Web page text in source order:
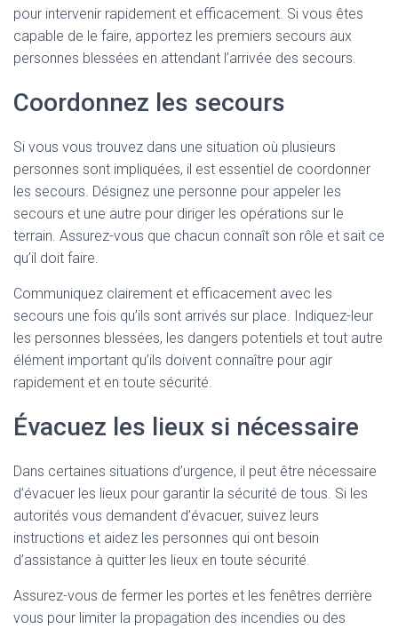
pour intervenir rapidement et efficacement. Si vous êtes
capable de le faire, apportez les premiers secours aux
personnes blessées en attendant l’arrivée des secours.
Coordonnez les secours
Si vous vous trouvez dans une situation où plusieurs
personnes sont impliquées, il est essentiel de coordonner
les secours. Désignez une personne pour appeler les
secours et une autre pour diriger les opérations sur le
terrain. Assurez-vous que chacun connaît son rôle et sait ce
qu’il doit faire.
Communiquez clairement et efficacement avec les
secours une fois qu’ils sont arrivés sur place. Indiquez-leur
les personnes blessées, les dangers potentiels et tout autre
élément important qu’ils doivent connaître pour agir
rapidement et en toute sécurité.
Évacuez les lieux si nécessaire
Dans certaines situations d’urgence, il peut être nécessaire
d’évacuer les lieux pour garantir la sécurité de tous. Si les
autorités vous demandent d’évacuer, suivez leurs
instructions et aidez les personnes qui ont besoin
d’assistance à quitter les lieux en toute sécurité.
Assurez-vous de fermer les portes et les fenêtres derrière
vous pour limiter la propagation des incendies ou des